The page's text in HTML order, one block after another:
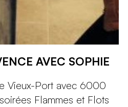
AVEC SOPHIE
Vieux-Port avec 6000
Flammes et Flots